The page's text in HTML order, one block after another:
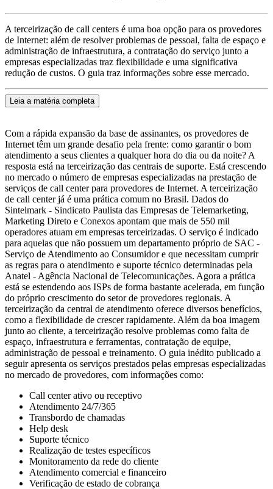
A terceirização de call centers é uma boa opção para os provedores
de Internet: além de resolver problemas de pessoal, falta de espaço e
administração de infraestrutura, a contratação do serviço junto a
empresas especializadas traz flexibilidade e uma significativa
redução de custos. O guia traz informações sobre esse mercado.
Leia a matéria completa
Com a rápida expansão da base de assinantes, os provedores de
Internet têm um grande desafio pela frente: como garantir o bom
atendimento a seus clientes a qualquer hora do dia ou da noite? A
resposta está na terceirização das centrais de suporte. Está crescendo
no mercado o número de empresas especializadas na prestação de
serviços de call center para provedores de Internet. A terceirização
de call center já é uma prática comum no Brasil. Dados do
Sintelmark - Sindicato Paulista das Empresas de Telemarketing,
Marketing Direto e Conexos apontam que mais de 550 mil
operadores atuam em empresas terceirizadas. O serviço é indicado
para aquelas que não possuem um departamento próprio de SAC -
Serviço de Atendimento ao Consumidor e que necessitam cumprir
as regras para o atendimento e suporte técnico determinadas pela
Anatel - Agência Nacional de Telecomunicações. Agora a prática
está se estendendo aos ISPs de forma bastante acelerada, em função
do próprio crescimento do setor de provedores regionais. A
terceirização da central de atendimento oferece diversos benefícios,
como a flexibilidade de crescer rapidamente. Além da boa imagem
junto ao cliente, a terceirização resolve problemas como falta de
espaço, infraestrutura e ferramentas, contratação de equipe,
administração de pessoal e treinamento. O guia inédito publicado a
seguir apresenta os serviços prestados pelas empresas especializadas
no mercado de provedores, com informações como:
Call center ativo ou receptivo
Atendimento 24/7/365
Transbordo de chamadas
Help desk
Suporte técnico
Realização de testes específicos
Monitoramento da rede do cliente
Atendimento comercial e financeiro
Verificação de estado de cobrança